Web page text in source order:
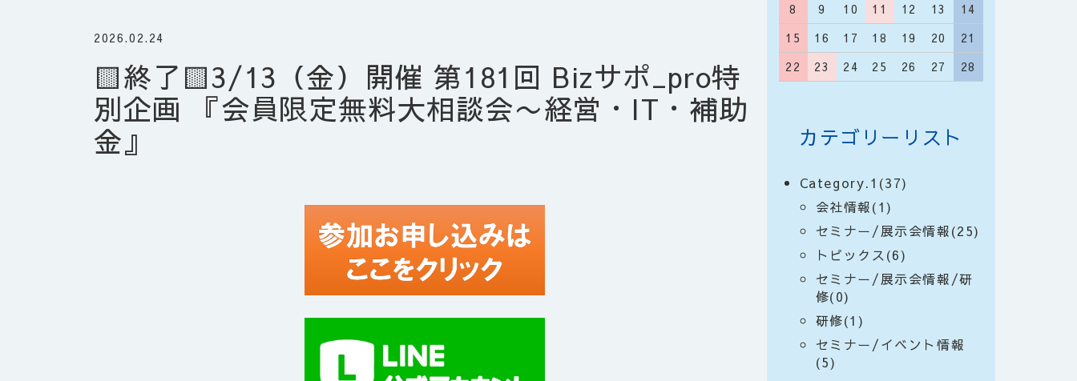
2026.02.24
🟨終了🟨3/13（金）開催 第181回 Bizサポ_pro特
別企画 『会員限定無料大相談会〜経営・IT・補助
金』
8
9 10 11 12 13
14
15
16 17 18 19 20
21
22
23 24 25 26 27 28
カテゴリーリスト
Category.1(37)
会社情報(1)
セミナー/展示会情報(25)
トピックス(6)
セミナー/展示会情報/研
修(0)
研修(1)
セミナー/イベント情報
(5)